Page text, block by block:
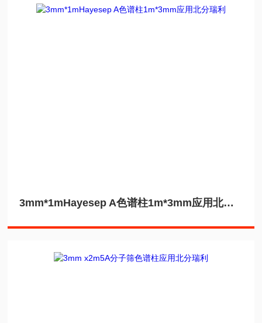
3mm*1mHayesep A色谱柱1m*3mm应用北分瑞利